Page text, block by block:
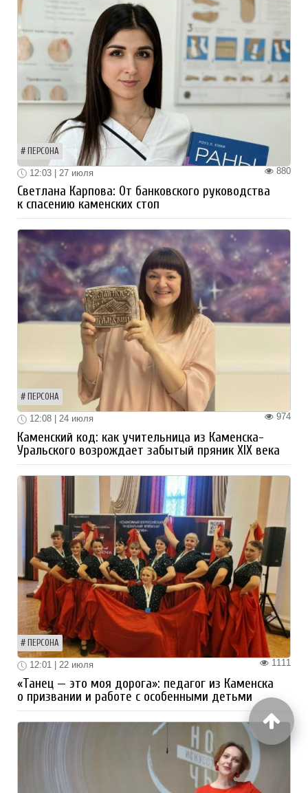
ПЕРСОНА
880
12:03 | 27 июля
Светлана Карпова: От банковского руководства
к спасению каменских стоп
ПЕРСОНА
974
12:08 | 24 июля
Каменский код: как учительница из Каменска-
Уральского возрождает забытый пряник XIX века
ПЕРСОНА
1111
12:01 | 22 июля
«Танец — это моя дорога»: педагог из Каменска
о призвании и работе с особенными детьми